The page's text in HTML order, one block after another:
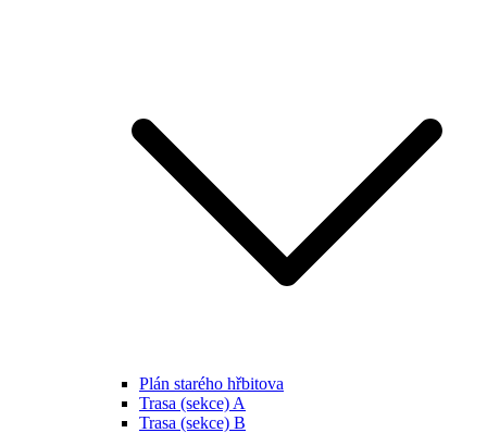
Plán starého hřbitova
Trasa (sekce) A
Trasa (sekce) B